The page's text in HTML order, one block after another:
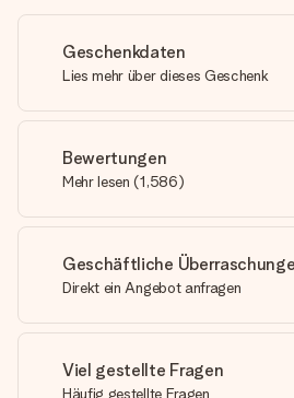
Geschenkdaten
Lies mehr über dieses Geschenk
Bewertungen
Mehr lesen (1,586)
Geschäftliche
Direkt ein Angebot anfragen
Viel gestellte Fragen
Häufig gestellte Fragen